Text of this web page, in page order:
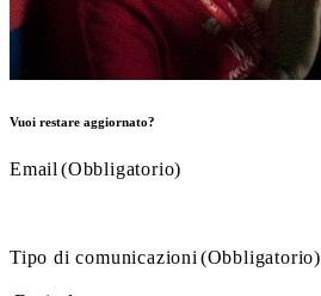
Vuoi restare aggiornato?
Email (Obbligatorio)
Tipo di comunicazioni (Obbligatorio)